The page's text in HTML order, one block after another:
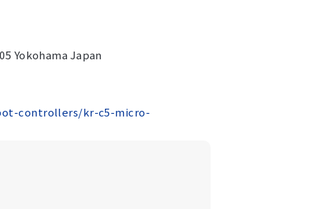
Yokohama Japan
controllers/kr-c5-micro-